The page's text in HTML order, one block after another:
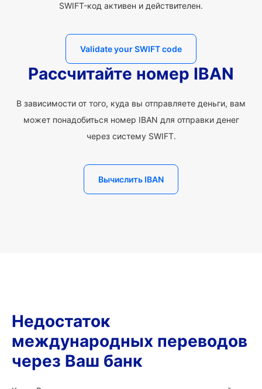
SWIFT-код активен и действителен.
Validate your SWIFT code
Рассчитайте номер IBAN
В зависимости от того, куда вы отправляете деньги, вам
может понадобиться номер IBAN для отправки денег
через систему SWIFT.
Вычислить IBAN
Недостаток
международных переводов
через Ваш банк